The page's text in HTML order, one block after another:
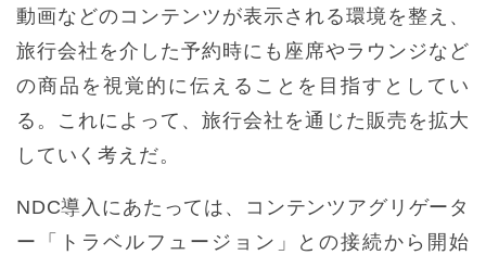
動画などのコンテンツが表示される環境を整え、
旅行会社を介した予約時にも座席やラウンジなど
の商品を視覚的に伝えることを目指すとしてい
る。これによって、旅行会社を通じた販売を拡大
していく考えだ。
NDC導入にあたっては、コンテンツアグリゲータ
ー「トラベルフュージョン」との接続から開始